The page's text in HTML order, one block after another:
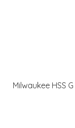
Milwaukee HSS